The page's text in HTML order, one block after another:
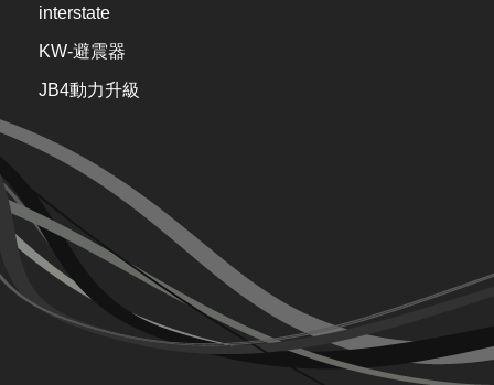
interstate
KW-避震器
JB4動力升級